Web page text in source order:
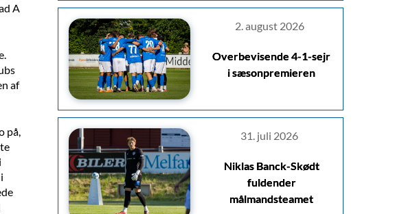
A
af
på,
2. august 2026
Overbevisende 4-1-sejr
i sæsonpremieren
31. juli 2026
Niklas Banck-Skødt
fuldender
målmandsteamet